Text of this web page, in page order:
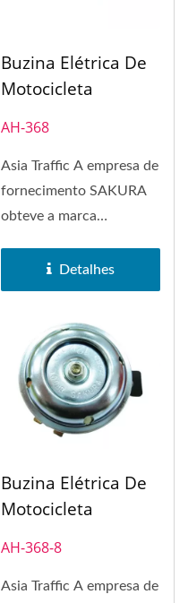
Buzina Elétrica De
Motocicleta
AH-368
Asia Traffic A empresa de
fornecimento SAKURA
obteve a marca
SAKURA em 1972....
Detalhes
Buzina Elétrica De
Motocicleta
AH-368-8
Asia Traffic A empresa de